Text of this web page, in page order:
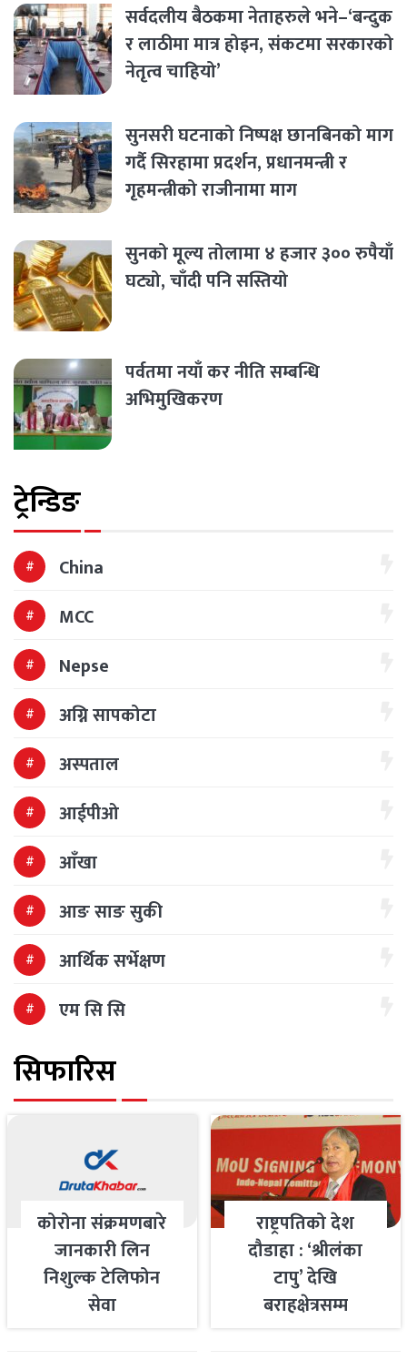
सर्वदलीय बैठकमा नेताहरुले भने–‘बन्दुक
र लाठीमा मात्र होइन, संकटमा सरकारको
नेतृत्व चाहियो’
सुनसरी घटनाको निष्पक्ष छानबिनको माग
गर्दै सिरहामा प्रदर्शन, प्रधानमन्त्री र
गृहमन्त्रीको राजीनामा माग
सुनको मूल्य तोलामा ४ हजार ३०० रुपैयाँ
घट्यो, चाँदी पनि सस्तियो
पर्वतमा नयाँ कर नीति सम्बन्धि
अभिमुखिकरण
ट्रेन्डिङ
China
MCC
Nepse
अग्नि सापकोटा
अस्पताल
आईपीओ
आँखा
आङ साङ सुकी
आर्थिक सर्भेक्षण
एम सि सि
सिफारिस
कोरोना संक्रमणबारे
जानकारी लिन
निशुल्क टेलिफोन
सेवा
राष्ट्रपतिको देश
दौडाहा : ‘श्रीलंका
टापु’ देखि
बराहक्षेत्रसम्म